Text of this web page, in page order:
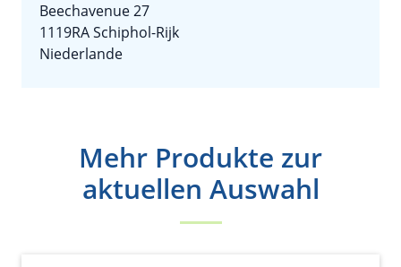
Beechavenue 27
1119RA Schiphol-Rijk
Niederlande
Mehr Produkte zur
aktuellen Auswahl